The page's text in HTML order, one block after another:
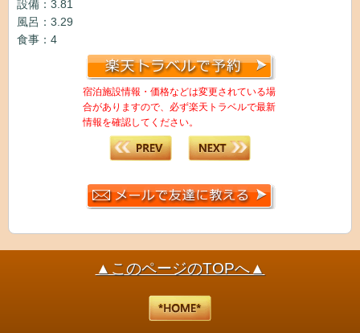
設備：3.81
風呂：3.29
食事：4
宿泊施設情報・価格などは変更されている場
合がありますので、必ず楽天トラベルで最新
情報を確認してください。
▲このページのTOPへ▲